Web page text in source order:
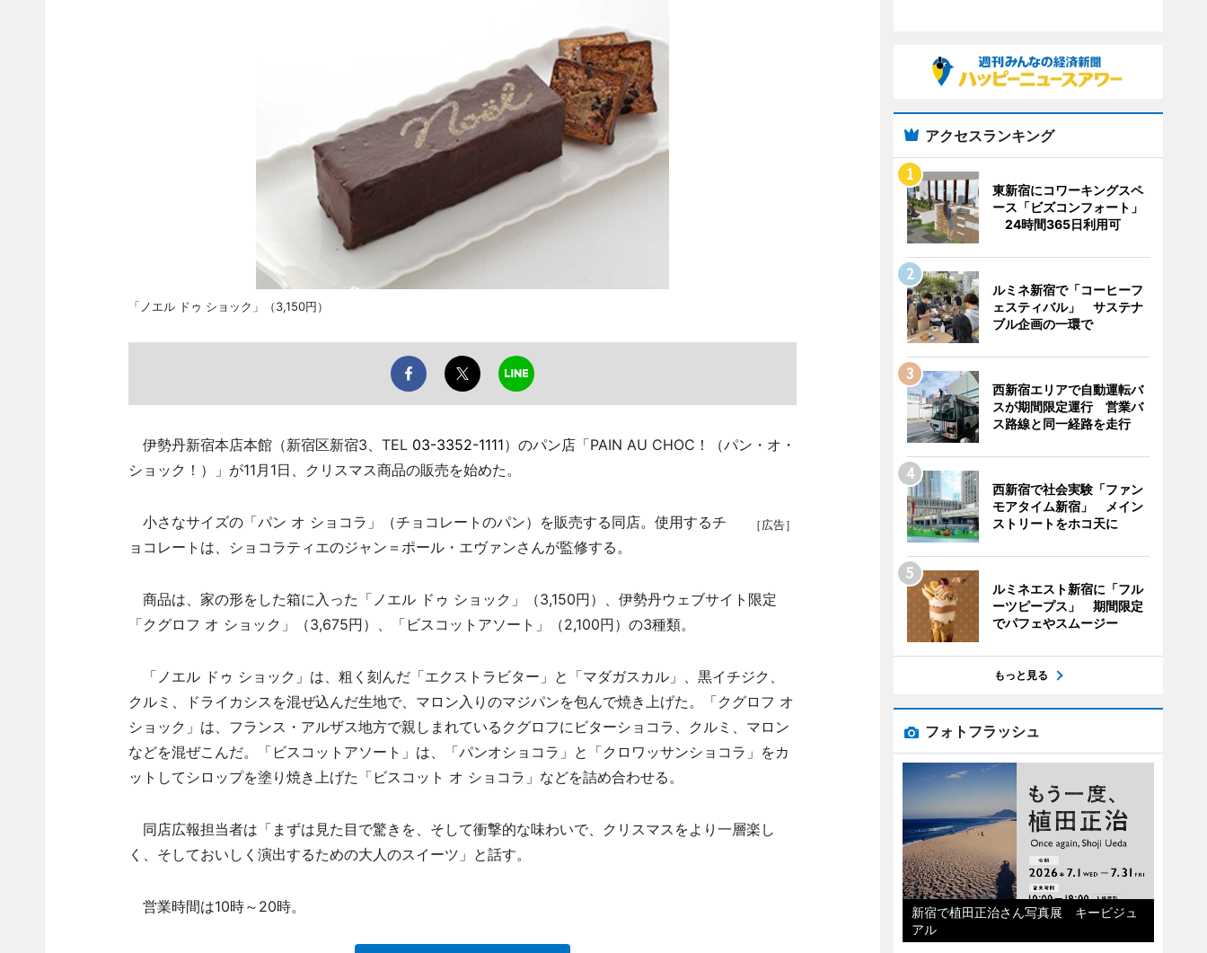
「ノエル ドゥ ショック」（3,150円）
伊勢丹新宿本店本館（新宿区新宿3、TEL 03-3352-1111）のパン店「PAIN AU CHOC！（パン・オ・
ショック！）」が11月1日、クリスマス商品の販売を始めた。
［広告］
小さなサイズの「パン オ ショコラ」（チョコレートのパン）を販売する同店。使用するチ
ョコレートは、ショコラティエのジャン＝ポール・エヴァンさんが監修する。
商品は、家の形をした箱に入った「ノエル ドゥ ショック」（3,150円）、伊勢丹ウェブサイト限定
「クグロフ オ ショック」（3,675円）、「ビスコットアソート」（2,100円）の3種類。
「ノエル ドゥ ショック」は、粗く刻んだ「エクストラビター」と「マダガスカル」、黒イチジク、
クルミ、ドライカシスを混ぜ込んだ生地で、マロン入りのマジパンを包んで焼き上げた。「クグロフ オ
ショック」は、フランス・アルザス地方で親しまれているクグロフにビターショコラ、クルミ、マロン
などを混ぜこんだ。「ビスコットアソート」は、「パンオショコラ」と「クロワッサンショコラ」をカ
ットしてシロップを塗り焼き上げた「ビスコット オ ショコラ」などを詰め合わせる。
同店広報担当者は「まずは見た目で驚きを、そして衝撃的な味わいで、クリスマスをより一層楽し
く、そしておいしく演出するための大人のスイーツ」と話す。
営業時間は10時～20時。
アクセスランキング
東新宿にコワーキングスペ
ース「ビズコンフォート」
24時間365日利用可
ルミネ新宿で「コーヒーフ
ェスティバル」 サステナ
ブル企画の一環で
西新宿エリアで自動運転バ
スが期間限定運行 営業バ
ス路線と同一経路を走行
西新宿で社会実験「ファン
モアタイム新宿」 メイン
ストリートをホコ天に
ルミネエスト新宿に「フル
ーツピープス」 期間限定
でパフェやスムージー
もっと見る
フォトフラッシュ
新宿で植田正治さん写真展 キービジュ
アル